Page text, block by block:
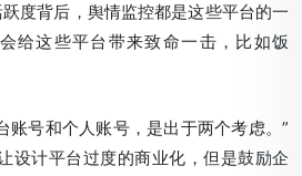
度背后，舆情监控都是这些平台的一
给这些平台带来致命一击，比如饭
账号和个人账号，是出于两个考虑。”
设计平台过度的商业化，但是鼓励企